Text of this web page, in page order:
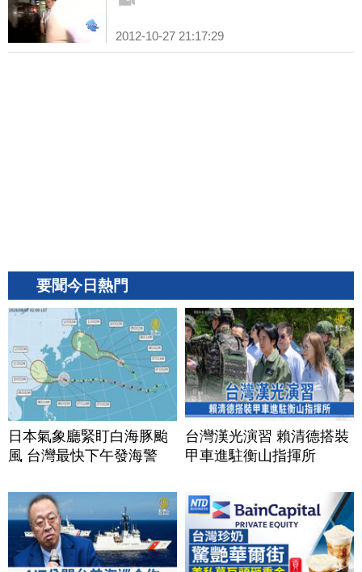
2012-10-27 21:17:29
要聞今日熱門
日本氣象廳緊盯白海豚颱
風 台灣最快下午發海警
台灣漢光演習 賴清德搭裝
甲車進駐衡山指揮所